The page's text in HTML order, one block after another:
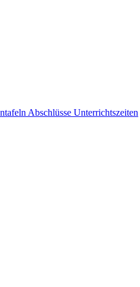
Abschlüsse Unterrichtszeiten